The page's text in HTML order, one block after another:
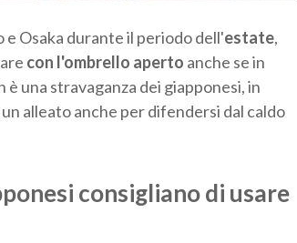
e Osaka durante il periodo dell'estate,
con l'ombrello aperto anche se in
una stravaganza dei giapponesi, in
alleato anche per difendersi dal caldo
consigliano di usare